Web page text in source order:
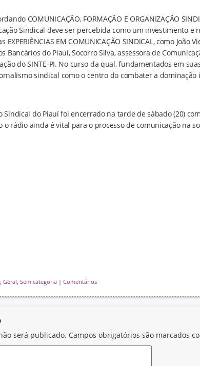
COMUNICAÇÃO, FORMAÇÃO E ORGANIZAÇÃO
Sindical deve ser percebida como um investimento e
EM COMUNICAÇÃO SINDICAL, como João
Bancários do Piauí, Socorro Silva, assessora de
do SINTE-PI. No curso da qual, fundamentados em
sindical como o centro do combater a dominação
Sindical do Piauí foi encerrado na tarde de sábado (20)
o rádio ainda é vital para o processo de comunicação na
, Geral, Sem categoria | Comentários
será publicado. Campos obrigatórios são marcados